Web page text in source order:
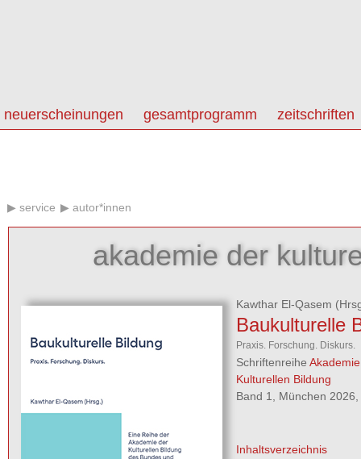
neuerscheinungen gesamtprogramm zeitschriften
service autor*innen
akademie der
Kawthar El-Qasem
Baukulturelle
Praxis. Forschung. Diskurs.
Schriftenreihe
Kulturellen Bildung
Band 1, München
Inhaltsverzeichnis